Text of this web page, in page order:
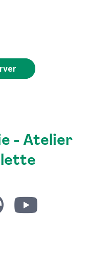
- Atelier